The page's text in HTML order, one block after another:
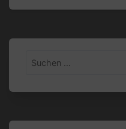
nach: